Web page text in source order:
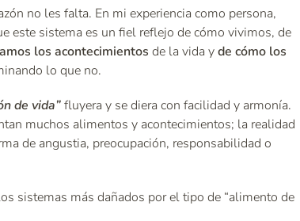
no les falta. En mi experiencia como persona,
este sistema es un fiel reflejo de cómo vivimos, de
los acontecimientos de la vida yde cómo los
lo que no.
de vida”fluyera y se diera con facilidad y armonía.
muchos alimentos y acontecimientos; la realidad
de angustia, preocupación, responsabilidad o
sistemas más dañados por el tipo de “alimento de